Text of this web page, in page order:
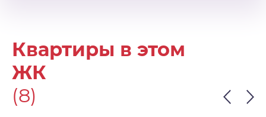
Квартиры в этом
ЖК
(8)